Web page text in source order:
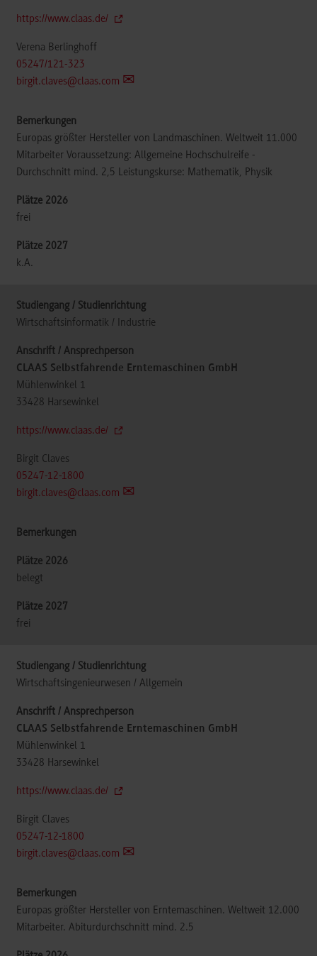
https://www.claas.de/
Verena Berlinghoff
05247/121-323
birgit.claves@claas.com
Europas größter Hersteller von Landmaschinen. Weltweit 11.000
Mitarbeiter Voraussetzung: Allgemeine Hochschulreife -
Durchschnitt mind. 2,5 Leistungskurse: Mathematik, Physik
frei
k.A.
Wirtschaftsinformatik / Industrie
CLAAS Selbstfahrende Erntemaschinen GmbH
Mühlenwinkel 1
33428 Harsewinkel
https://www.claas.de/
Birgit Claves
05247-12-1800
birgit.claves@claas.com
belegt
frei
Wirtschaftsingenieurwesen / Allgemein
CLAAS Selbstfahrende Erntemaschinen GmbH
Mühlenwinkel 1
33428 Harsewinkel
https://www.claas.de/
Birgit Claves
05247-12-1800
birgit.claves@claas.com
Europas größter Hersteller von Erntemaschinen. Weltweit 12.000
Mitarbeiter. Abiturdurchschnitt mind. 2.5